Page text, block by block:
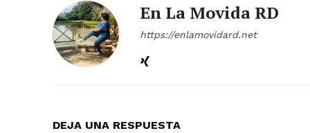
En La Movida RD
https://enlamovidard.net
DEJA UNA RESPUESTA